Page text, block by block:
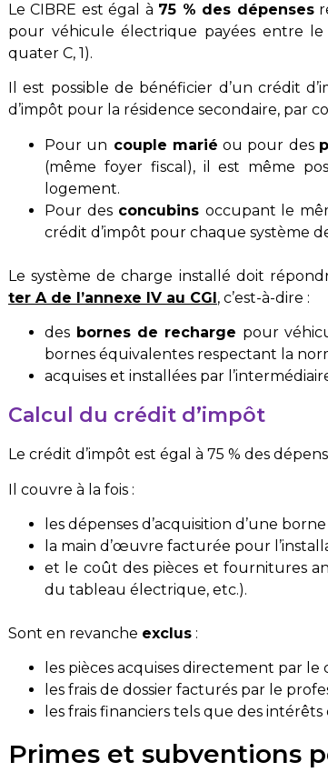
Le CIBRE est égal à 75 % des dépenses
pour véhicule électrique payées entre le
quater C, 1).
Il est possible de bénéficier d’un crédit
d’impôt pour la résidence secondaire, par
Pour un couple marié ou pour des
(même foyer fiscal), il est même
logement.
Pour desconcubins occupant le
crédit d’impôt pour chaque système
Le système de charge installé doit
ter A de l’annexe IV au CGI, c’est-à-dire :
des bornes de recharge pour
bornes équivalentes respectant la
acquises et installées par
Calcul du crédit d’impôt
Le crédit d’impôt est égal à 75 % des
Il couvre à la fois :
les dépenses d’acquisition d’une
la main d’œuvre facturée pour
et le coût des pièces et fournitures
du tableau électrique, etc.).
Sont en revanche exclus :
les pièces acquises directement par
les frais de dossier facturés par le
les frais financiers tels que des
Primes et subventions